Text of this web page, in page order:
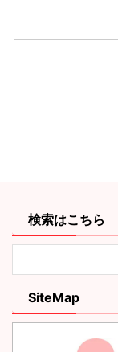
検索はこちら
SiteMap